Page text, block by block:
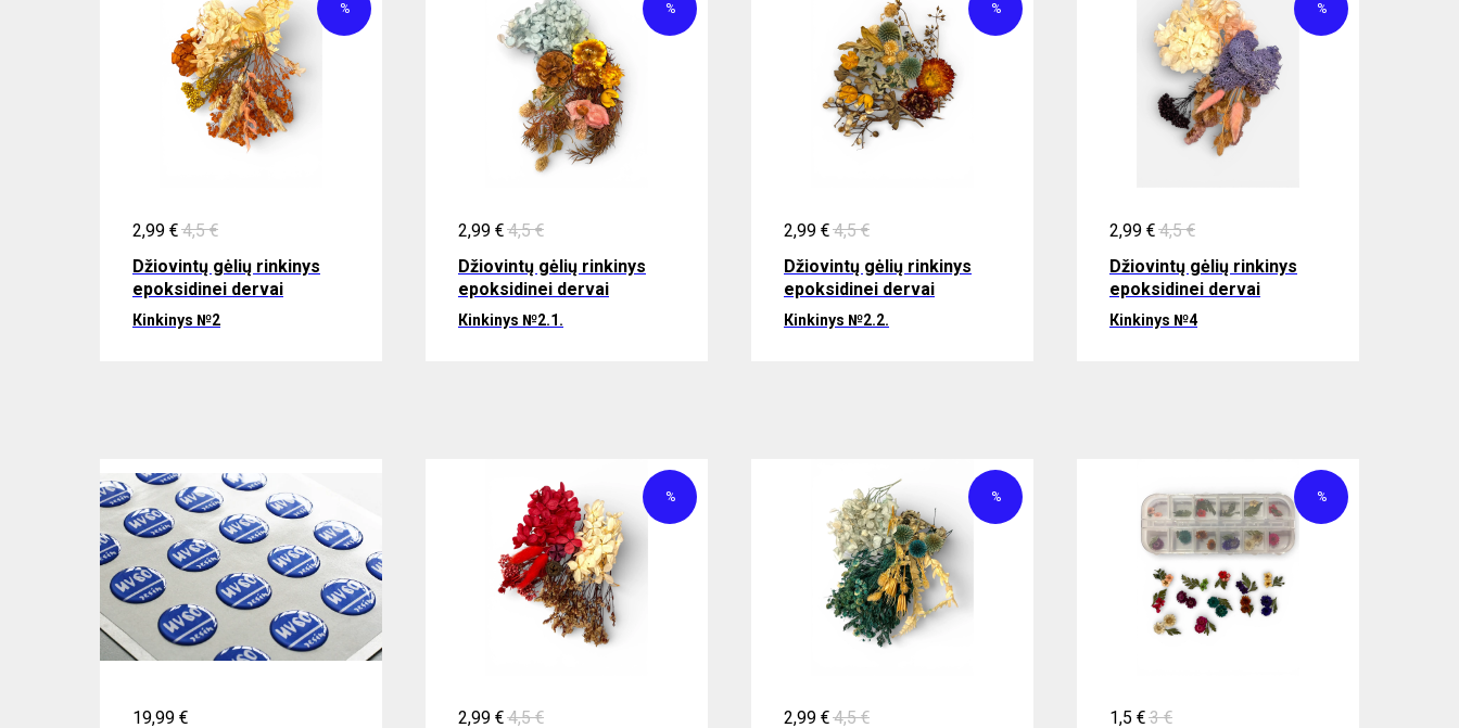
%
2,99 € 4,5 €
Džiovintų gėlių rinkinys
epoksidinei dervai
Кinkinys №2
%
2,99 € 4,5 €
Džiovintų gėlių rinkinys
epoksidinei dervai
Кinkinys №2.1.
%
2,99 € 4,5 €
Džiovintų gėlių rinkinys
epoksidinei dervai
Кinkinys №2.2.
%
2,99 € 4,5 €
Džiovintų gėlių rinkinys
epoksidinei dervai
Кinkinys №4
19,99 €
%
2,99 € 4,5 €
%
2,99 € 4,5 €
%
1,5 € 3 €